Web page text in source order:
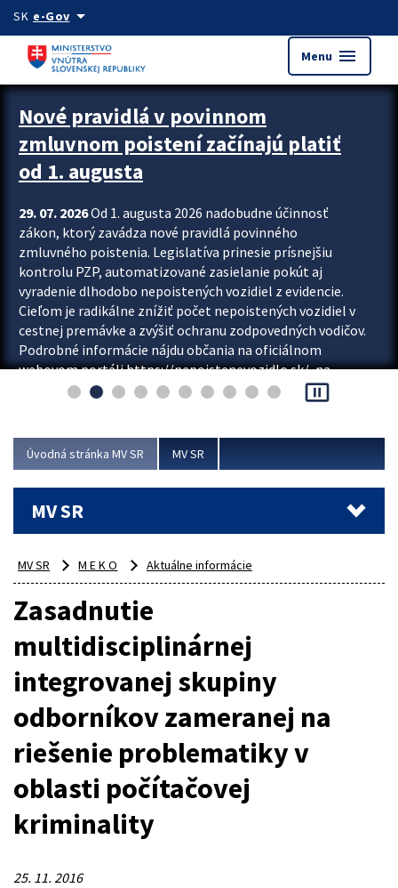
Preskocit na hlavný obsah
SK e-Govarrow_drop_down
Menu menu
Zastavit automatický posun upútavok
Nové pravidlá v povinnom
zmluvnom poistení začínajú platiť
od 1. augusta
29. 07. 2026Od 1. augusta 2026 nadobudne účinnosť
zákon, ktorý zavádza nové pravidlá povinného
zmluvného poistenia. Legislatíva prinesie prísnejšiu
kontrolu PZP, automatizované zasielanie pokút aj
vyradenie dlhodobo nepoistených vozidiel z evidencie.
Cieľom je radikálne znížiť počet nepoistených vozidiel v
cestnej premávke a zvýšiť ochranu zodpovedných vodičov.
Podrobné informácie nájdu občania na oficiálnom
webovom portáli https://nepoistenevozidlo.sk/, na
ktorom od augusta pribudne aj možnosť overiť si...
pause_presentation
Úvodná stránka MV SR MV SR
MV SR
MV SR M E K O Aktuálne informácie
Zasadnutie
multidisciplinárnej
integrovanej skupiny
odborníkov zameranej na
riešenie problematiky v
oblasti počítačovej
kriminality
25. 11. 2016